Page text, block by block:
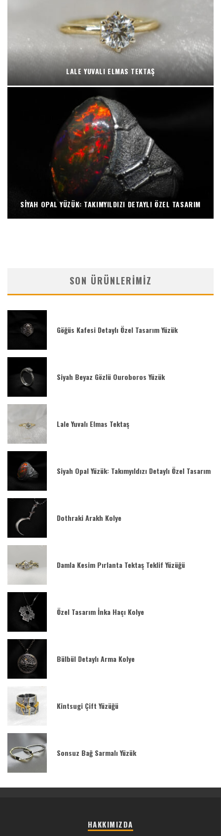
LALE YUVALI ELMAS TEKTAŞ
SIYAH OPAL YÜZÜK: TAKIMYILDIZI DETAYLI ÖZEL TASARIM
SON ÜRÜNLERIMIZ
Göğüs Kafesi Detaylı Özel Tasarım Yüzük
Siyah Beyaz Gözlü Ouroboros Yüzük
Lale Yuvalı Elmas Tektaş
Siyah Opal Yüzük: Takımyıldızı Detaylı Özel Tasarım
Dothraki Arakh Kolye
Damla Kesim Pırlanta Tektaş Teklif Yüzüğü
Özel Tasarım İnka Haçı Kolye
Bülbül Detaylı Arma Kolye
Kintsugi Çift Yüzüğü
Sonsuz Bağ Sarmalı Yüzük
HAKKIMIZDA